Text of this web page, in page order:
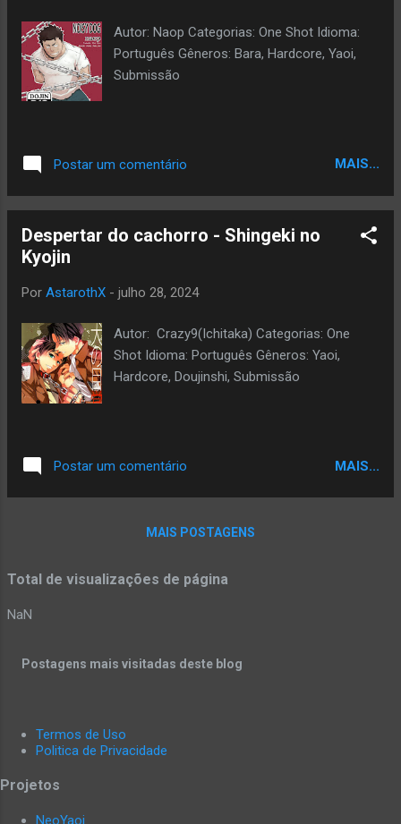
Autor: Naop Categorias: One Shot Idioma:
Português Gêneros: Bara, Hardcore, Yaoi,
Submissão
Postar um comentário MAIS...
Despertar do cachorro - Shingeki no
Kyojin
Por AstarothX - julho 28, 2024
Autor: Crazy9(Ichitaka) Categorias: One
Shot Idioma: Português Gêneros: Yaoi,
Hardcore, Doujinshi, Submissão
Postar um comentário MAIS...
MAIS POSTAGENS
Total de visualizações de página
NaN
Postagens mais visitadas deste blog
Termos de Uso
Politica de Privacidade
Projetos
NeoYaoi